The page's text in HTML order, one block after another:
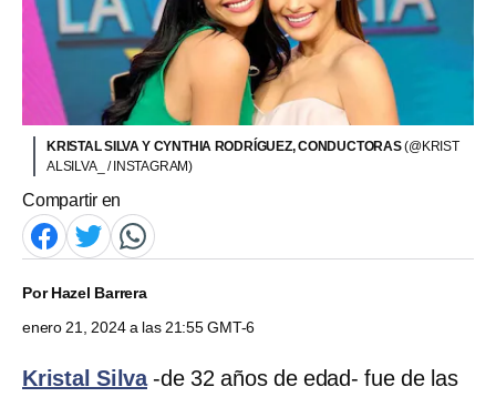
KRISTAL SILVA Y CYNTHIA RODRÍGUEZ, CONDUCTORAS(@KRIST
ALSILVA_ / INSTAGRAM)
Compartir en
PorHazel Barrera
enero 21, 2024 a las 21:55 GMT-6
Kristal Silva-de 32 años de edad- fue de las